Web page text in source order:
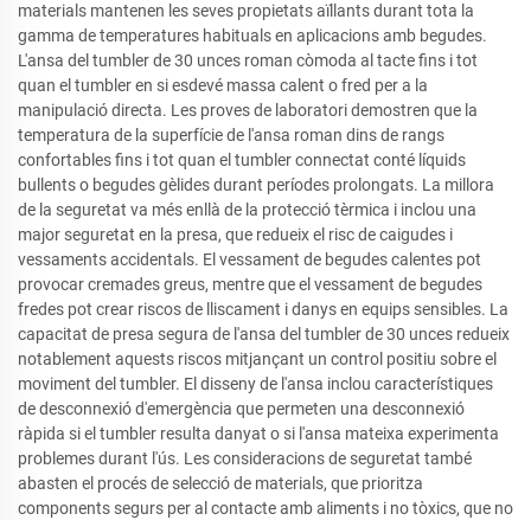
materials mantenen les seves propietats aïllants durant tota la
gamma de temperatures habituals en aplicacions amb begudes.
L'ansa del tumbler de 30 unces roman còmoda al tacte fins i tot
quan el tumbler en si esdevé massa calent o fred per a la
manipulació directa. Les proves de laboratori demostren que la
temperatura de la superfície de l'ansa roman dins de rangs
confortables fins i tot quan el tumbler connectat conté líquids
bullents o begudes gèlides durant períodes prolongats. La millora
de la seguretat va més enllà de la protecció tèrmica i inclou una
major seguretat en la presa, que redueix el risc de caigudes i
vessaments accidentals. El vessament de begudes calentes pot
provocar cremades greus, mentre que el vessament de begudes
fredes pot crear riscos de lliscament i danys en equips sensibles. La
capacitat de presa segura de l'ansa del tumbler de 30 unces redueix
notablement aquests riscos mitjançant un control positiu sobre el
moviment del tumbler. El disseny de l'ansa inclou característiques
de desconnexió d'emergència que permeten una desconnexió
ràpida si el tumbler resulta danyat o si l'ansa mateixa experimenta
problemes durant l'ús. Les consideracions de seguretat també
abasten el procés de selecció de materials, que prioritza
components segurs per al contacte amb aliments i no tòxics, que no